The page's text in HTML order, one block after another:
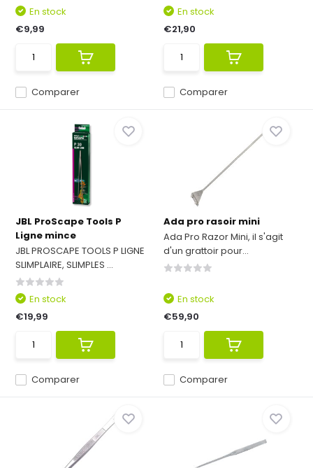
Comparer
En stock
€9,99
Comparer
En stock
€21,90
JBL ProScape Tools P
Ligne mince
JBL PROSCAPE TOOLS P LIGNE
SLIMPLAIRE, SLIMPLES ...
Comparer
En stock
€19,99
Ada pro rasoir mini
Ada Pro Razor Mini, il s'agit
d'un grattoir pour...
Comparer
En stock
€59,90